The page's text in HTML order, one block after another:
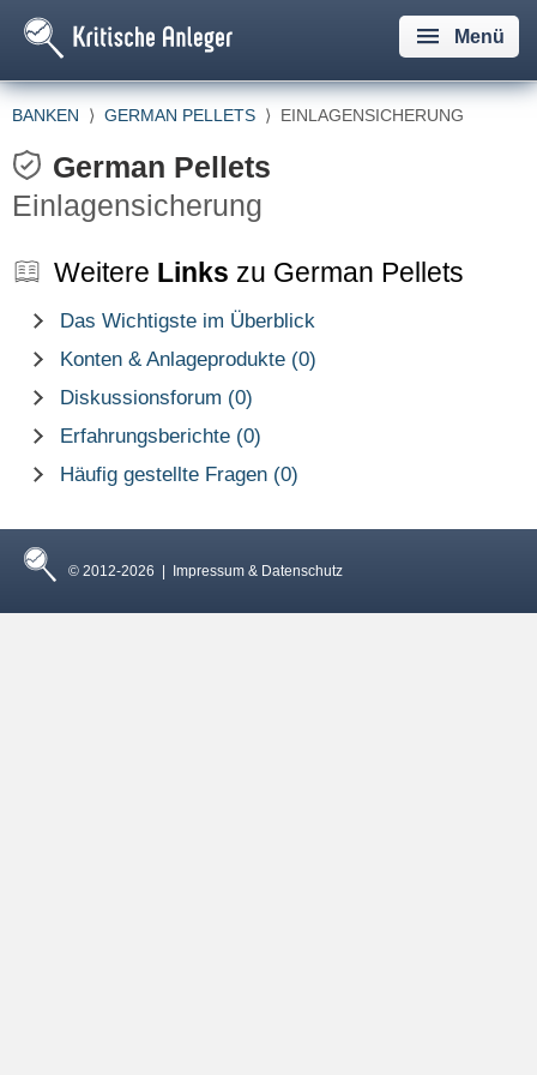
Menü
BANKEN ⟩ GERMAN PELLETS ⟩ EINLAGENSICHERUNG
German Pellets
Einlagensicherung
Weitere Links zu German Pellets
Das Wichtigste im Überblick
Konten & Anlageprodukte (0)
Diskussionsforum (0)
Erfahrungsberichte (0)
Häufig gestellte Fragen (0)
© 2012-2026 | Impressum & Datenschutz